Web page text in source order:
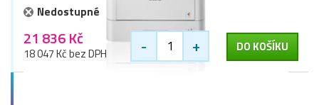
Nedostupné
21 836 Kč
18 047 Kč bez DPH - + DO KOŠÍKU